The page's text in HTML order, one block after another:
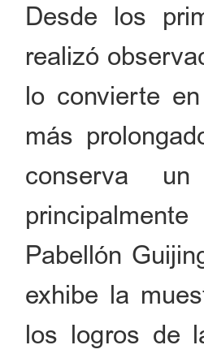
Desde los
realizó
lo convierte
más
conserva
Pabellón
exhibe la
los logros de